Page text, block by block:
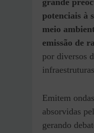
grande
potenciais à
meio
emissão de
por diversos
Emitem
absorvidas
gerando